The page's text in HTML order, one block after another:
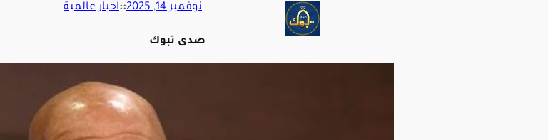
نوفمبر 14, 2025 ::اخبار عالمية
صدى تبوك